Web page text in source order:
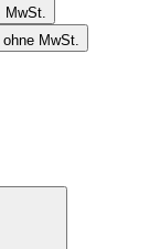
MwSt.
ohne MwSt.